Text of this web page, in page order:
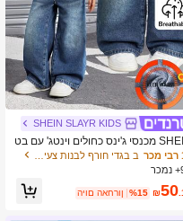
SHEIN SLAYR KIDS
SHEIN מכנסי ג'ינס כחולים וינטג' עם בט
תרמית ומכנסיים אסימטריים רחבים
₪50
%15 היום האחרון